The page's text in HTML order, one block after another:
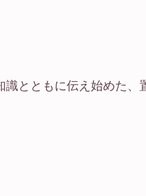
とともに伝え始めた、